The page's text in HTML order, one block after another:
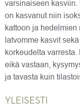
varsinaiseen kasviin.
on kasvanut niin
kattoon ja hedelmien
latvomme kasvit
korkeudelta
eikä vastaan,
ja tavasta kuin
YLEISESTI